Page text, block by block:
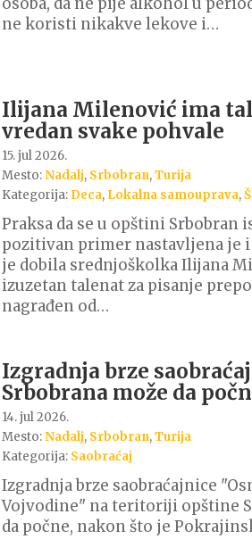
ne koristi nikakve lekove i…
Ilijana Milenović ima
vredan svake pohvale
15. jul 2026.
Mesto:Nadalj, Srbobran,Turija
Kategorija: Deca, Lokalna samouprava,
Praksa da se u opštini Srbobran
pozitivan primer nastavljena je i
je dobila srednjoškolka Ilijana
izuzetan talenat za pisanje
nagrađen od…
Izgradnja brze
Srbobrana može da
14. jul 2026.
Mesto:Nadalj, Srbobran,Turija
Kategorija: Saobraćaj
Izgradnja brze saobraćajnice
Vojvodine" na teritoriji opštine
da počne, nakon što je